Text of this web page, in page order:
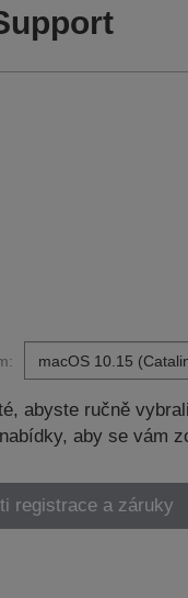
abyste ručně
aby se vám
registrace a záruky